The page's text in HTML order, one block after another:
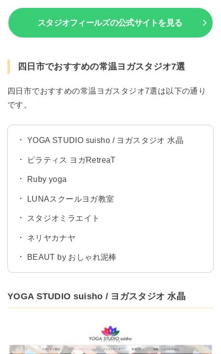
スタジオフィールズの公式サイトを見る
四日市でおすすめの常温ヨガスタジオ7選
四日市でおすすめの常温ヨガスタジオ7選は以下の通り
です。
YOGA STUDIO suisho / ヨガスタジオ 水晶
ピラティス ヨガRetreaT
Ruby yoga
LUNAスクールヨガ教室
スタジオミラエイト
ネリヤカナヤ
BEAUT by おしゃれ泥棒
YOGA STUDIO suisho / ヨガスタジオ 水晶